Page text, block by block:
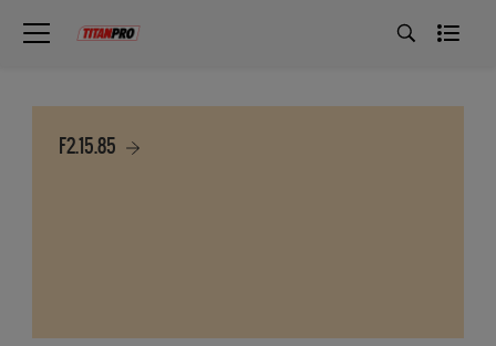
F2.15.85